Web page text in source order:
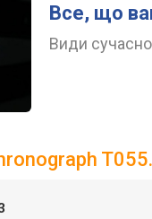
Все, що
Види